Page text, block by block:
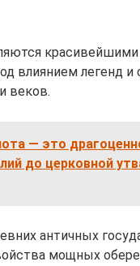
влиянием легенд и
веков.
— это
до церковной
античных
мощных